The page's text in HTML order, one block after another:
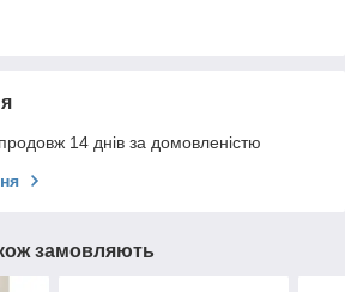
14 днів за домовленістю
замовляють